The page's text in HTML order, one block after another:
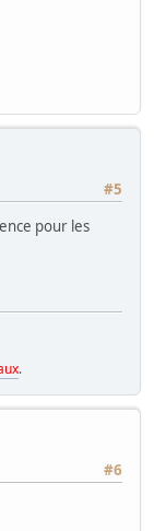
#5
pour les
.
#6